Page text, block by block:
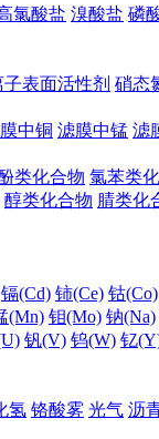
氯酸盐 溴酸盐 磷
子表面活性剂 硝态
中铜 滤膜中锰 滤
类化合物 氯苯类
醇类化合物 腈类化
镉(Cd) 铈(Ce) 钴(Co)
(Mn) 钼(Mo) 钠(Na)
钒(V) 钨(W) 钇
氢 铬酸雾 光气 沥